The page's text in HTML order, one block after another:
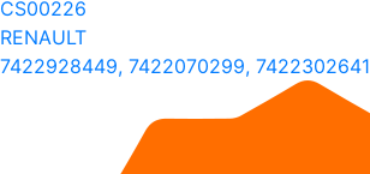
CS00226
RENAULT
7422928449, 7422070299, 7422302641